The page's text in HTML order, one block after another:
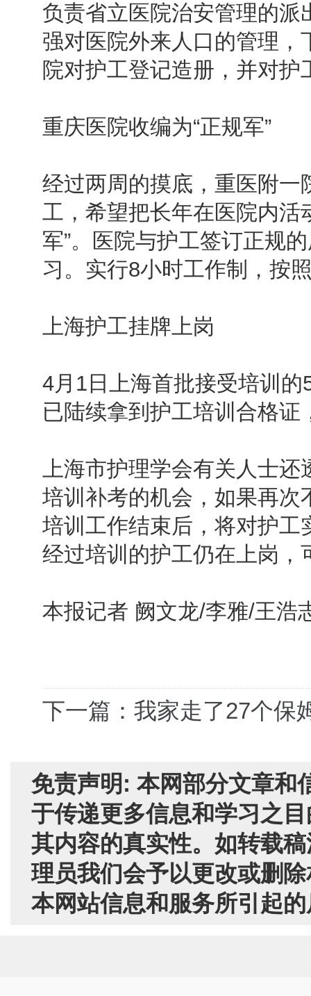
负责省立医院治安管理的
强对医院外来人口的管理
院对护工登记造册，并对护
重庆医院收编为“正规军”
经过两周的摸底，重医附一
工，希望把长年在医院内活
军”。医院与护工签订正规
习。实行8小时工作制，按
上海护工挂牌上岗
4月1日上海首批接受培训
已陆续拿到护工培训合格证
上海市护理学会有关人士
培训补考的机会，如果再
培训工作结束后，将对护
经过培训的护工仍在上岗
本报记者 阙文龙/李雅/王浩
下一篇：我家走了27个保
免责声明: 本网部分文章和
于传递更多信息和学习之
其内容的真实性。如转载
理员我们会予以更改或删
本网站信息和服务所引起